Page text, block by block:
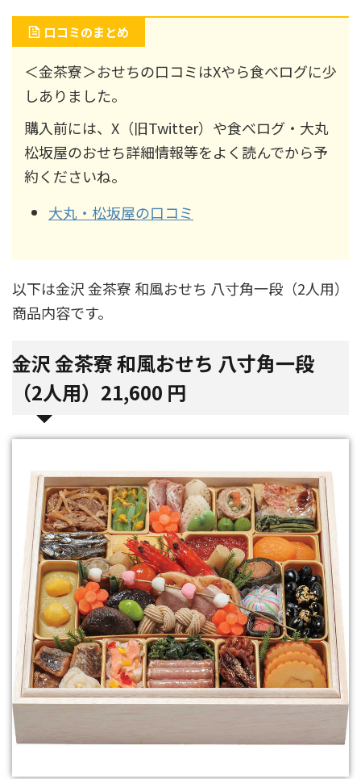
口コミのまとめ
＜金茶寮＞おせちの口コミはXやら食べログに少
しありました。
購入前には、X（旧Twitter）や食べログ・大丸
松坂屋のおせち詳細情報等をよく読んでから予
約くださいね。
大丸・松坂屋の口コミ
以下は金沢 金茶寮 和風おせち 八寸角一段（2人用）
商品内容です。
金沢 金茶寮 和風おせち 八寸角一段
（2人用）21,600 円